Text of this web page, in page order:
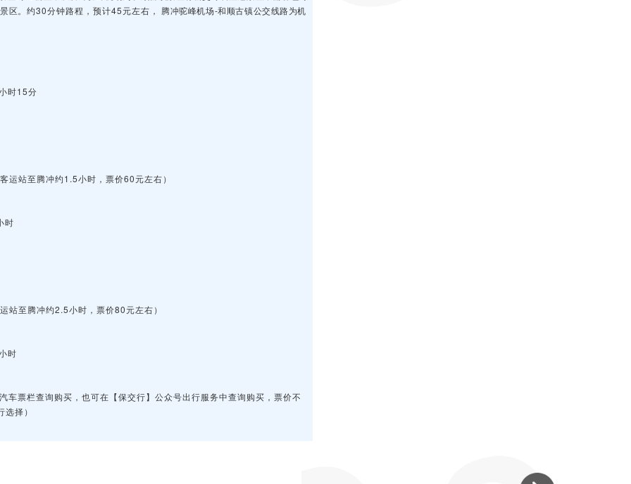
区。 约30分钟路程 ，预计45元左右， 腾冲驼峰机场-和顺古镇公交线路为机
时15分
运站至腾冲约1.5小时，票价60元左右）
时
站至腾冲约2.5小时，票价80元左右）
时
票栏查询购买，也可在【保交行】公众号出行服务中查询购买，票价不
择）